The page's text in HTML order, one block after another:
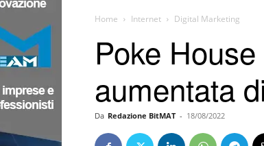
Home Internet Digital Marketing
Poke
aumentata
Da Redazione BitMAT - 18/08/2022